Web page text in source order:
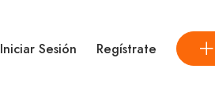
Iniciar Sesión Regístrate